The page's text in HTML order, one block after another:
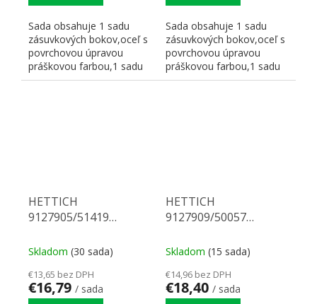
Sada obsahuje 1 sadu
zásuvkových bokov,oceľ s
povrchovou úpravou
práškovou farbou,1 sadu
korpusových koľajničiek...
Sada obsahuje 1 sadu
zásuvkových bokov,oceľ s
povrchovou úpravou
práškovou farbou,1 sadu
korpusových koľajničiek...
HETTICH
9127905/51419
Skladom (30 sada)
€13,65 bez DPH
€16,79 / sada
HETTICH
9127909/50057
Skladom (15 sada)
€14,96 bez DPH
€18,40 / sada